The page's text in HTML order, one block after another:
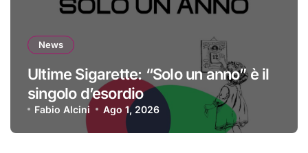
News
Ultime Sigarette: “Solo un anno” è il
singolo d’esordio
Fabio Alcini Ago 1, 2026